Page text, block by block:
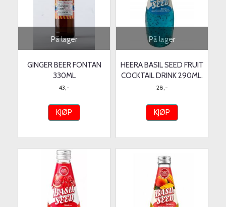
På lager
GINGER BEER FONTAN
330ML
43,-
KJØP
På lager
HEERA BASIL SEED FRUIT
COCKTAIL DRINK 290ML.
28,-
KJØP